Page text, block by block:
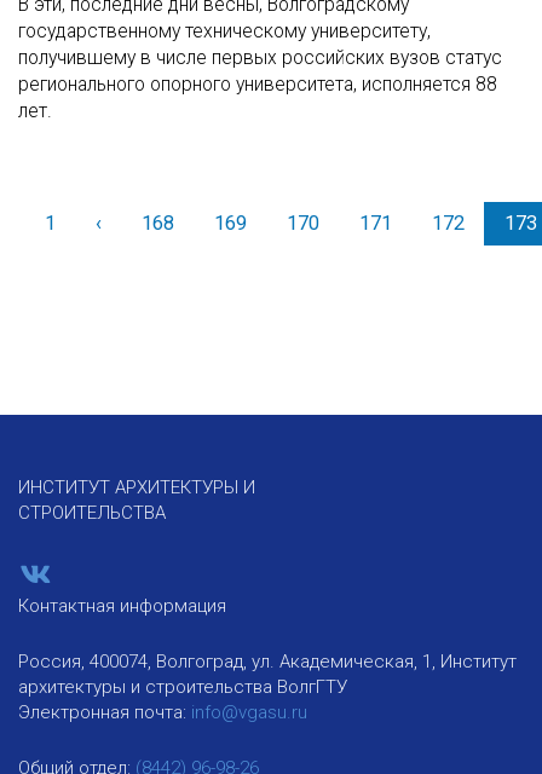
В эти, последние дни весны, Волгоградскому
государственному техническому университету,
получившему в числе первых российских вузов статус
регионального опорного университета, исполняется 88
лет.
1 ‹Назад168 169 170 171 172 173
ИНСТИТУТ АРХИТЕКТУРЫ И
СТРОИТЕЛЬСТВА
Контактная информация
Россия, 400074, Волгоград, ул. Академическая, 1, Институт
архитектуры и строительства ВолгГТУ
Электронная почта: info@vgasu.ru
Общий отдел: (8442) 96-98-26